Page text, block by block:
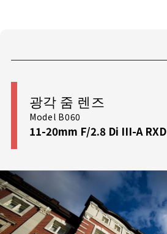
광각 줌 렌즈
Model B060
11-20mm F/2.8 Di III-A RXD